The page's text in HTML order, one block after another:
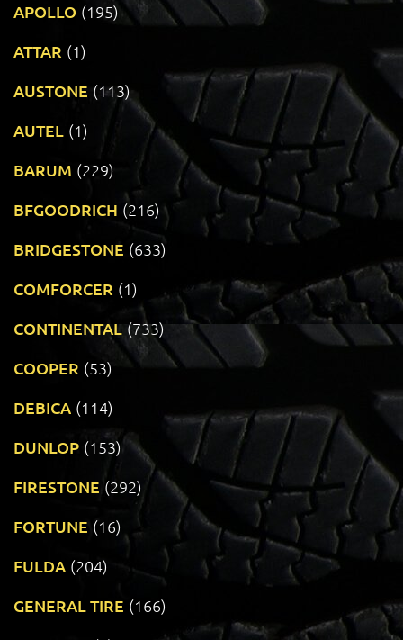
APOLLO (195)
ATTAR (1)
AUSTONE (113)
AUTEL (1)
BARUM (229)
BFGOODRICH (216)
BRIDGESTONE (633)
COMFORCER (1)
CONTINENTAL (733)
COOPER (53)
DEBICA (114)
DUNLOP (153)
FIRESTONE (292)
FORTUNE (16)
FULDA (204)
GENERAL TIRE (166)